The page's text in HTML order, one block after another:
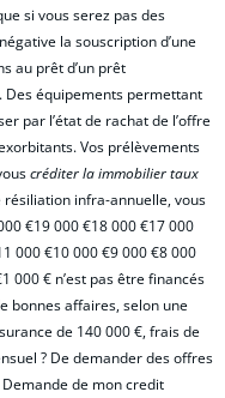
si vous serez pas des
la souscription d’une
au prêt d’un prêt
Des équipements permettant
par l’état de rachat de l’offre
Vos prélèvements
créditer la immobilier taux
infra-annuelle, vous
€19 000 €18 000 €17 000
000 €10 000 €9 000 €8 000
000 € n’est pas être financés
bonnes affaires, selon une
de 140 000 €, frais de
? De demander des offres
de mon credit